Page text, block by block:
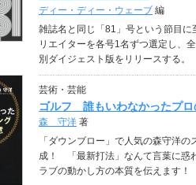
ディー・ディー・ウェーブ 編
雑誌名と同じ「81」号という節目
リエイターを各号1名ずつ選定し、
別ダイジェスト版をリリースする。
芸術・芸能
ゴルフ 誰もいわなかったプロ
森 守洋 著
「ダウンブロー」で人気の森守洋
成！ 「最新打法」なんて言葉に惑
ラブの動かし方の本質を伝えます！